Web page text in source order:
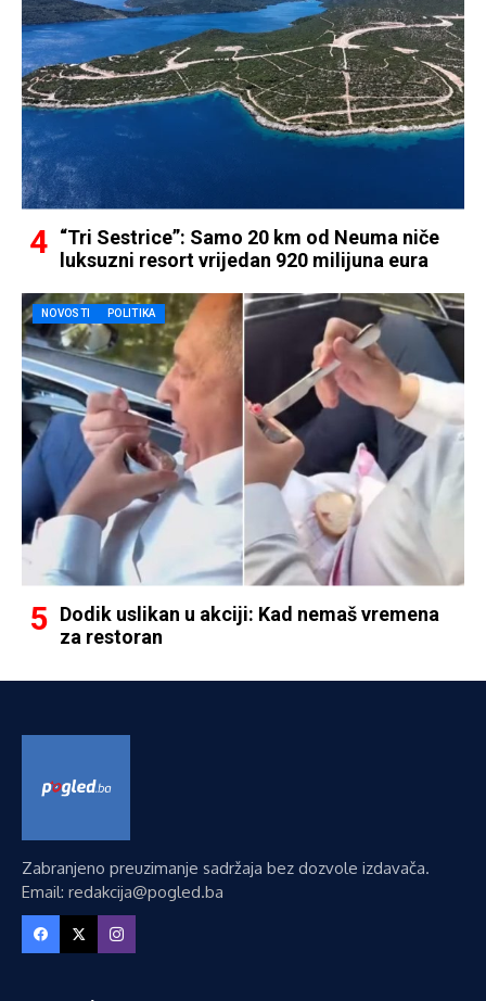
“Tri Sestrice”: Samo 20 km od Neuma niče
luksuzni resort vrijedan 920 milijuna eura
NOVOSTI POLITIKA
Dodik uslikan u akciji: Kad nemaš vremena
za restoran
Zabranjeno preuzimanje sadržaja bez dozvole izdavača.
Email: redakcija@pogled.ba